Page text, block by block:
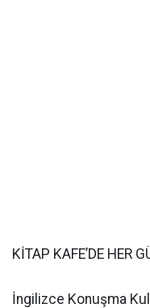
KİTAP KAFE’DE HER
İngilizce Konuşma